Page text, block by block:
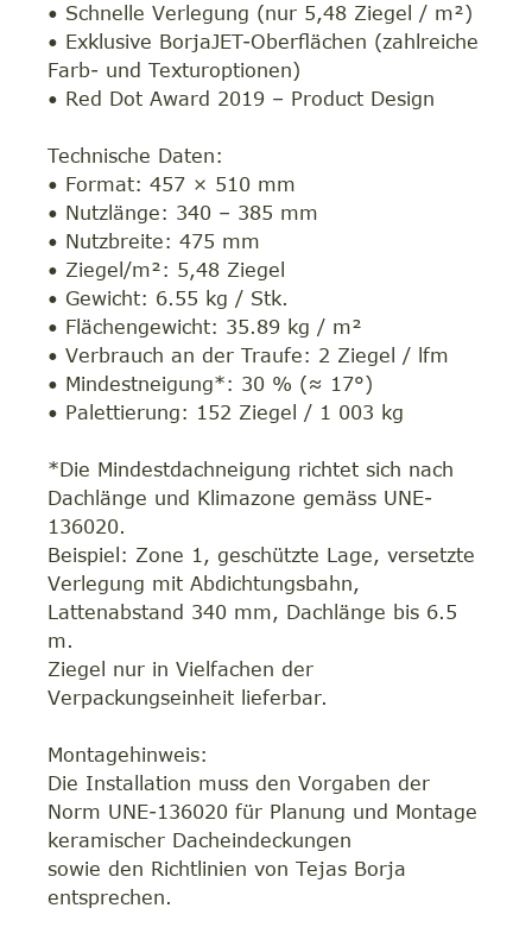
• Schnelle Verlegung (nur 5,48 Ziegel / m²)
• Exklusive BorjaJET-Oberflächen (zahlreiche
Farb- und Texturoptionen)
• Red Dot Award 2019 – Product Design
Technische Daten:
• Format: 457 × 510 mm
• Nutzlänge: 340 – 385 mm
• Nutzbreite: 475 mm
• Ziegel/m²: 5,48 Ziegel
• Gewicht: 6.55 kg / Stk.
• Flächengewicht: 35.89 kg / m²
• Verbrauch an der Traufe: 2 Ziegel / lfm
• Mindestneigung*: 30 % (≈ 17°)
• Palettierung: 152 Ziegel / 1 003 kg
*Die Mindestdachneigung richtet sich nach
Dachlänge und Klimazone gemäss UNE-
136020.
Beispiel: Zone 1, geschützte Lage, versetzte
Verlegung mit Abdichtungsbahn,
Lattenabstand 340 mm, Dachlänge bis 6.5
m.
Ziegel nur in Vielfachen der
Verpackungseinheit lieferbar.
Montagehinweis:
Die Installation muss den Vorgaben der
Norm UNE-136020 für Planung und Montage
keramischer Dacheindeckungen
sowie den Richtlinien von Tejas Borja
entsprechen.